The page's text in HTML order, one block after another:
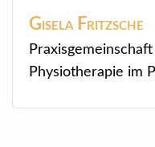
Gisela Fritzsche
Physiotherapie im